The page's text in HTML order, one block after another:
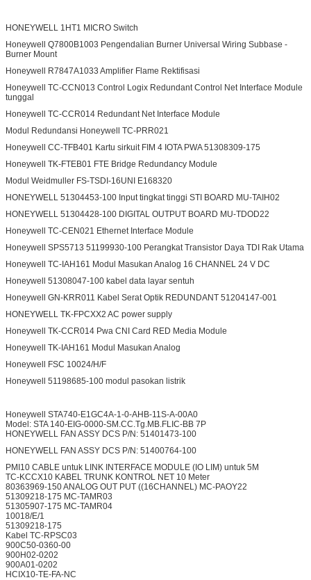
HONEYWELL 1HT1 MICRO Switch
Honeywell Q7800B1003 Pengendalian Burner Universal Wiring Subbase -
Burner Mount
Honeywell R7847A1033 Amplifier Flame Rektifisasi
Honeywell TC-CCN013 Control Logix Redundant Control Net Interface Module
tunggal
Honeywell TC-CCR014 Redundant Net Interface Module
Modul Redundansi Honeywell TC-PRR021
Honeywell CC-TFB401 Kartu sirkuit FIM 4 IOTA PWA 51308309-175
Honeywell TK-FTEB01 FTE Bridge Redundancy Module
Modul Weidmuller FS-TSDI-16UNI E168320
HONEYWELL 51304453-100 Input tingkat tinggi STI BOARD MU-TAIH02
HONEYWELL 51304428-100 DIGITAL OUTPUT BOARD MU-TDOD22
Honeywell TC-CEN021 Ethernet Interface Module
Honeywell SPS5713 51199930-100 Perangkat Transistor Daya TDI Rak Utama
Honeywell TC-IAH161 Modul Masukan Analog 16 CHANNEL 24 V DC
Honeywell 51308047-100 kabel data layar sentuh
Honeywell GN-KRR011 Kabel Serat Optik REDUNDANT 51204147-001
HONEYWELL TK-FPCXX2 AC power supply
Honeywell TK-CCR014 Pwa CNI Card RED Media Module
Honeywell TK-IAH161 Modul Masukan Analog
Honeywell FSC 10024/H/F
Honeywell 51198685-100 modul pasokan listrik
Honeywell STA740-E1GC4A-1-0-AHB-11S-A-00A0
Model: STA 140-EIG-0000-SM.CC.Tg.MB.FLIC-BB 7P
HONEYWELL FAN ASSY DCS P/N: 51401473-100
HONEYWELL FAN ASSY DCS P/N: 51400764-100
PMI10 CABLE untuk LINK INTERFACE MODULE (IO LIM) untuk 5M
TC-KCCX10 KABEL TRUNK KONTROL NET 10 Meter
80363969-150 ANALOG OUT PUT ((16CHANNEL) MC-PAOY22
51309218-175 MC-TAMR03
51305907-175 MC-TAMR04
10018/E/1
51309218-175
Kabel TC-RPSC03
900C50-0360-00
900H02-0202
900A01-0202
HCIX10-TE-FA-NC